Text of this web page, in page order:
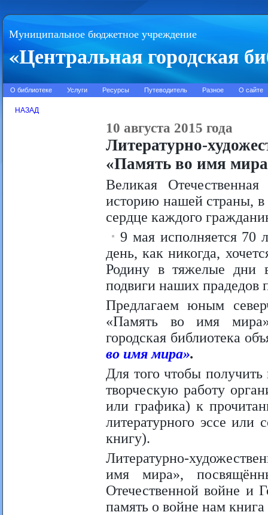
Муниципальное бюджетное учреждение
«Центральная городская
О библиотеке Услуги Ресурсы Путеводитель Разное О сайте
НАЗАД
10 августа 2015 года
Литературно-
«Память во имя
Великая
историю нашей страны,
сердце каждого
9 мая исполняется 70
день, как никогда,
Родину в тяжелые дни
подвиги наших прадедов
Предлагаем юным
«Память во имя
городская библиотека
во имя мира».
Для того чтобы
творческую работу
или графика) к
литературного эссе или
книгу).
Литературно-
имя мира»,
Отечественной войне и
память о войне нам